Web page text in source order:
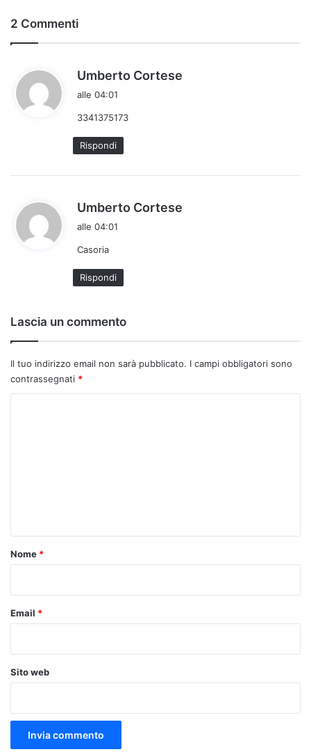
2 Commenti
Umberto Cortese
alle 04:01
3341375173
Rispondi
Umberto Cortese
alle 04:01
Casoria
Rispondi
Lascia un commento
Il tuo indirizzo email non sarà pubblicato. I campi obbligatori sono
contrassegnati *
o
Nome *
Email *
Sito web